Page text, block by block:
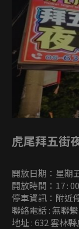
虎尾拜五街
開放日期：星期
開放時間：17 :
停車資訊：附近
聯絡電話 : 無聯
地址 : 632 雲林